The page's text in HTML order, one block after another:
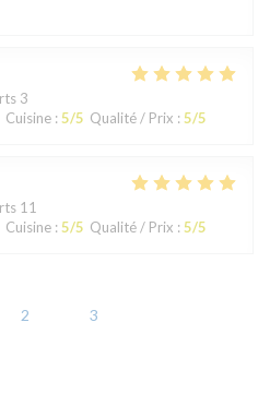
3
Cuisine : 5/5 Qualité / Prix : 5/5
11
Cuisine : 5/5 Qualité / Prix : 5/5
2 3